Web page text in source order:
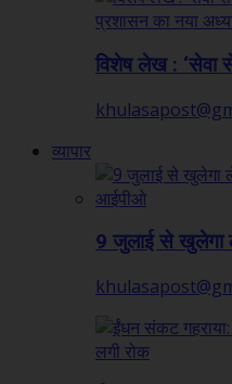
विशेष लेख : ‘सेवा
व्यापार
9 जुलाई से खुलेगा